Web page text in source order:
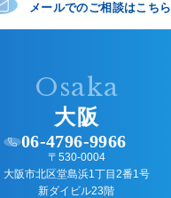
メールでのご相談はこちら
Osaka
大阪
06-4796-9966
〒530-0004
大阪市北区堂島浜1丁目2番1号
新ダイビル23階